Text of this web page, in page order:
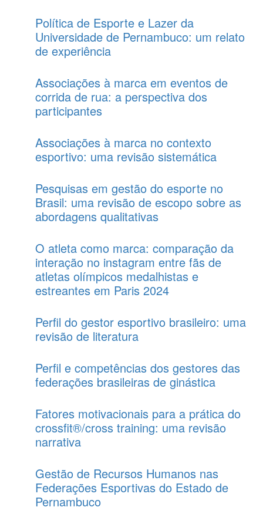
Política de Esporte e Lazer da
Universidade de Pernambuco: um relato
de experiência
Associações à marca em eventos de
corrida de rua: a perspectiva dos
participantes
Associações à marca no contexto
esportivo: uma revisão sistemática
Pesquisas em gestão do esporte no
Brasil: uma revisão de escopo sobre as
abordagens qualitativas
O atleta como marca: comparação da
interação no instagram entre fãs de
atletas olímpicos medalhistas e
estreantes em Paris 2024
Perfil do gestor esportivo brasileiro: uma
revisão de literatura
Perfil e competências dos gestores das
federações brasileiras de ginástica
Fatores motivacionais para a prática do
crossfit®/cross training: uma revisão
narrativa
Gestão de Recursos Humanos nas
Federações Esportivas do Estado de
Pernambuco